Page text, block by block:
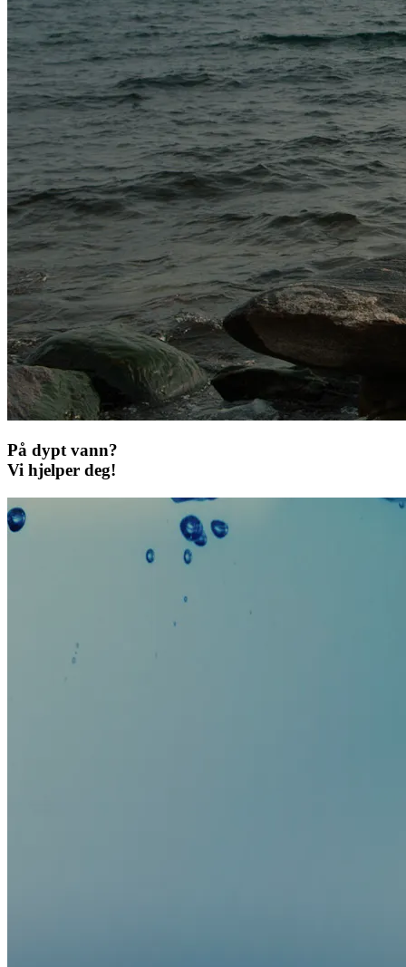
På dypt vann?
Vi hjelper deg!